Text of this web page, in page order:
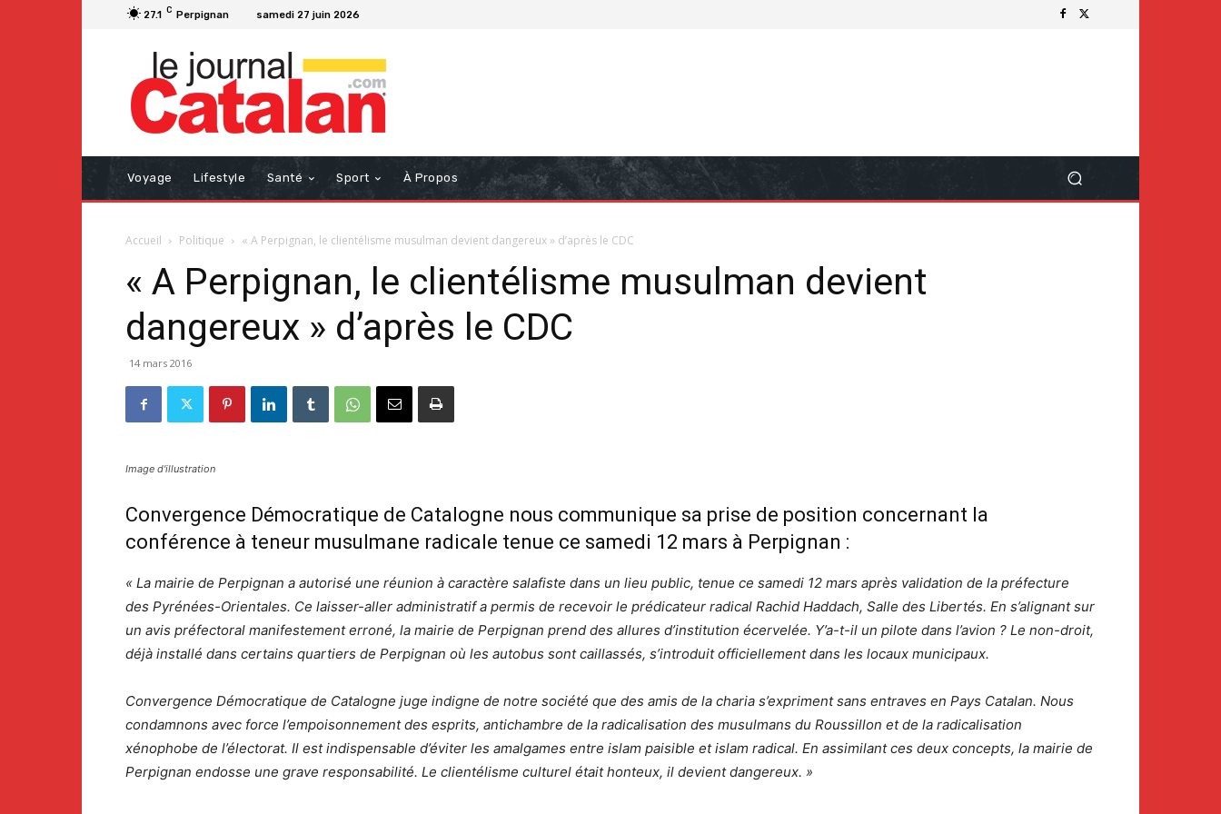
27.1 C Perpignan samedi 27 juin 2026
Voyage Lifestyle Santé Sport À Propos
Accueil Politique « A Perpignan, le clientélisme musulman devient dangereux » d’après le CDC
« A Perpignan, le clientélisme musulman devient
dangereux » d’après le CDC
14 mars 2016
Image d'illustration
Convergence Démocratique de Catalogne nous communique sa prise de position concernant la
conférence à teneur musulmane radicale tenue ce samedi 12 mars à Perpignan :
« La mairie de Perpignan a autorisé une réunion à caractère salafiste dans un lieu public, tenue ce samedi 12 mars après validation de la préfecture
des Pyrénées-Orientales. Ce laisser-aller administratif a permis de recevoir le prédicateur radical Rachid Haddach, Salle des Libertés. En s’alignant sur
un avis préfectoral manifestement erroné, la mairie de Perpignan prend des allures d’institution écervelée. Y’a-t-il un pilote dans l’avion ? Le non-droit,
déjà installé dans certains quartiers de Perpignan où les autobus sont caillassés, s’introduit officiellement dans les locaux municipaux.
Convergence Démocratique de Catalogne juge indigne de notre société que des amis de la charia s’expriment sans entraves en Pays Catalan. Nous
condamnons avec force l’empoisonnement des esprits, antichambre de la radicalisation des musulmans du Roussillon et de la radicalisation
xénophobe de l’électorat. Il est indispensable d’éviter les amalgames entre islam paisible et islam radical. En assimilant ces deux concepts, la mairie de
Perpignan endosse une grave responsabilité. Le clientélisme culturel était honteux, il devient dangereux. »